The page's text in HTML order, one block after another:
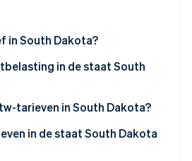
in South Dakota?
in de staat South
tarieven in South Dakota?
Dakota 2026
in de staat South Dakota